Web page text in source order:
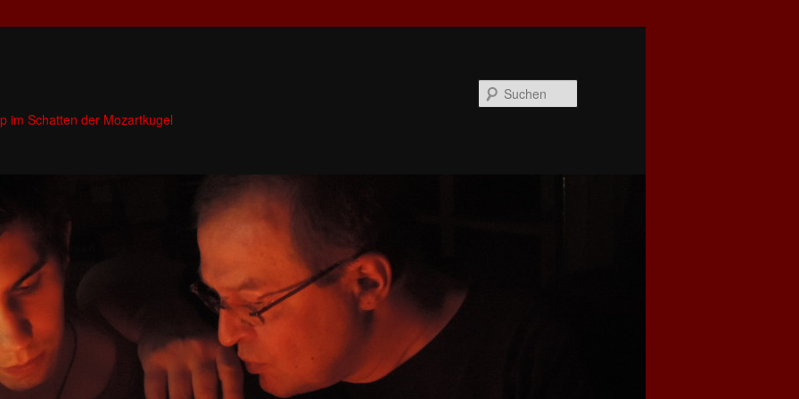
im Schatten der Mozartkugel